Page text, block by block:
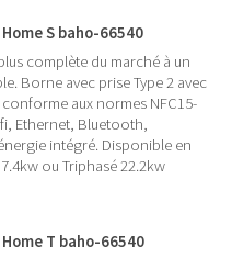
S baho-66540
complète du marché à un
Borne avec prise Type 2 avec
aux normes NFC15-
Ethernet, Bluetooth,
intégré. Disponible en
ou Triphasé 22.2kw
T baho-66540